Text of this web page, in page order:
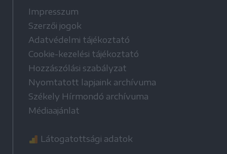
Impresszum
Szerzői jogok
Adatvédelmi tájékoztató
Cookie-kezelési tájékoztató
Hozzászólási szabályzat
Nyomtatott lapjaink archívuma
Székely Hírmondó archívuma
Médiaajánlat
Látogatottsági adatok